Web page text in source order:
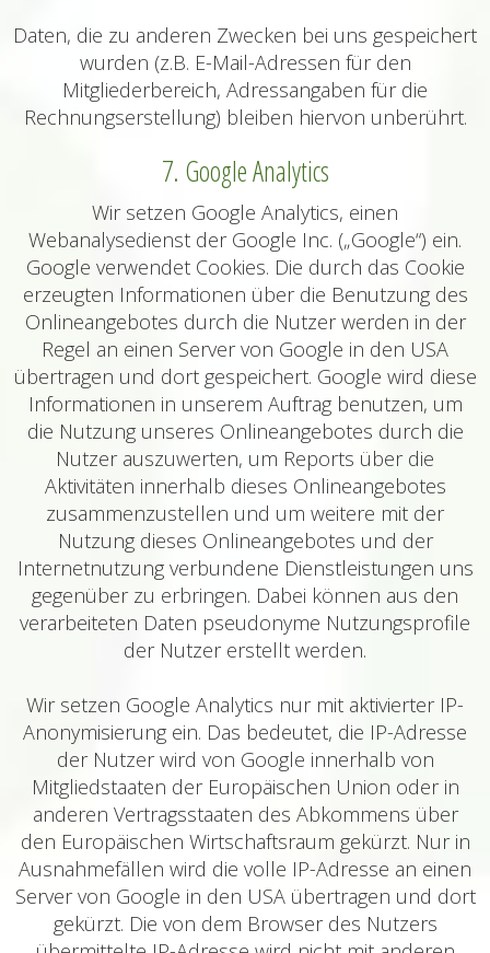
Daten, die zu anderen Zwecken bei uns gespeichert
wurden (z.B. E-Mail-Adressen für den
Mitgliederbereich, Adressangaben für die
Rechnungserstellung) bleiben hiervon unberührt.
7. Google Analytics
Wir setzen Google Analytics, einen
Webanalysedienst der Google Inc. („Google“) ein.
Google verwendet Cookies. Die durch das Cookie
erzeugten Informationen über die Benutzung des
Onlineangebotes durch die Nutzer werden in der
Regel an einen Server von Google in den USA
übertragen und dort gespeichert. Google wird diese
Informationen in unserem Auftrag benutzen, um
die Nutzung unseres Onlineangebotes durch die
Nutzer auszuwerten, um Reports über die
Aktivitäten innerhalb dieses Onlineangebotes
zusammenzustellen und um weitere mit der
Nutzung dieses Onlineangebotes und der
Internetnutzung verbundene Dienstleistungen uns
gegenüber zu erbringen. Dabei können aus den
verarbeiteten Daten pseudonyme Nutzungsprofile
der Nutzer erstellt werden.
Wir setzen Google Analytics nur mit aktivierter IP-
Anonymisierung ein. Das bedeutet, die IP-Adresse
der Nutzer wird von Google innerhalb von
Mitgliedstaaten der Europäischen Union oder in
anderen Vertragsstaaten des Abkommens über
den Europäischen Wirtschaftsraum gekürzt. Nur in
Ausnahmefällen wird die volle IP-Adresse an einen
Server von Google in den USA übertragen und dort
gekürzt. Die von dem Browser des Nutzers